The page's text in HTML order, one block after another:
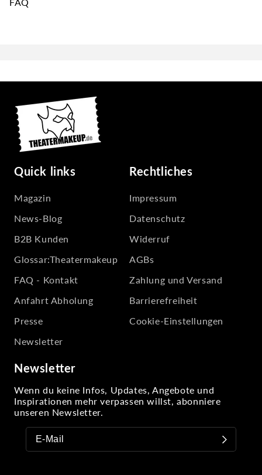
Quick links
Magazin
News-Blog
B2B Kunden
Glossar:Theatermakeup
FAQ - Kontakt
Anfahrt Abholung
Presse
Newsletter
Rechtliches
Impressum
Datenschutz
Widerruf
AGBs
Zahlung und Versand
Barrierefreiheit
Cookie-Einstellungen
Newsletter
Wenn du keine Infos, Updates, Angebote und
Inspirationen mehr verpassen willst, abonniere
unseren Newsletter.